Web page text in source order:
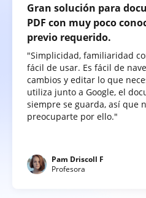
Gran solución para
PDF con muy poco
previo requerido.
"Simplicidad, familiaridad
fácil de usar. Es fácil de
cambios y editar lo que
utiliza junto a Google, el
siempre se guarda, así que
preocuparte por ello."
Pam Driscoll F
Profesora